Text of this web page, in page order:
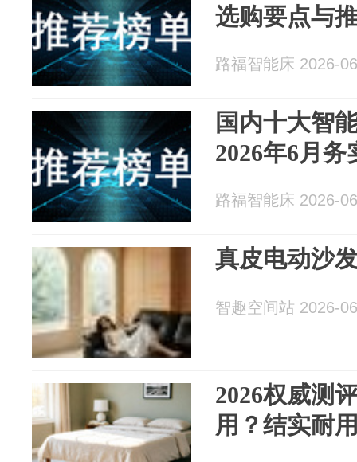
选购要点与
路福智能床 2026-
国内十大智
2026年6月
路福智能床 2026-
真皮电动沙
智趣空间站 2026-
2026权威测
用？结实耐